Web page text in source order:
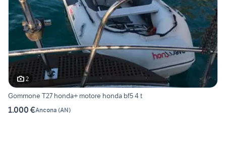
2
Gommone T27 honda+ motore honda bf5 4 t
1.000 €Ancona (AN)